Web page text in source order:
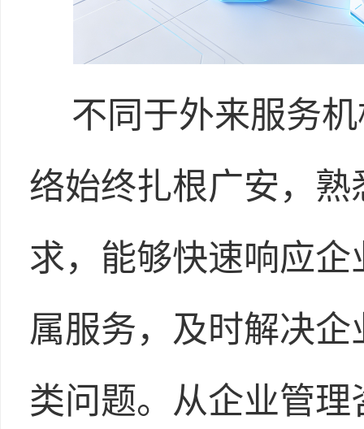
不同于外来服务
络始终扎根广安，
求，能够快速响应
属服务，及时解决
类问题。从企业管